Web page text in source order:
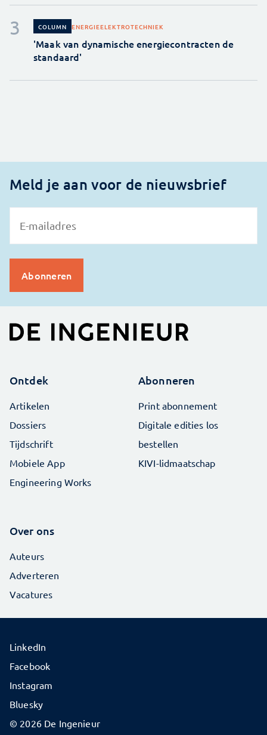
COLUMN ENERGIEELEKTROTECHNIEK
'Maak van dynamische energiecontracten de
standaard'
Meld je aan voor de nieuwsbrief
Ontdek
Artikelen
Dossiers
Tijdschrift
Mobiele App
Engineering Works
Abonneren
Print abonnement
Digitale edities los
bestellen
KIVI-lidmaatschap
Over ons
Auteurs
Adverteren
Vacatures
© 2026 De Ingenieur
LinkedIn
Facebook
Instagram
Bluesky